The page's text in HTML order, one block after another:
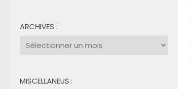
ARCHIVES :
Archives
MISCELLANEUS :